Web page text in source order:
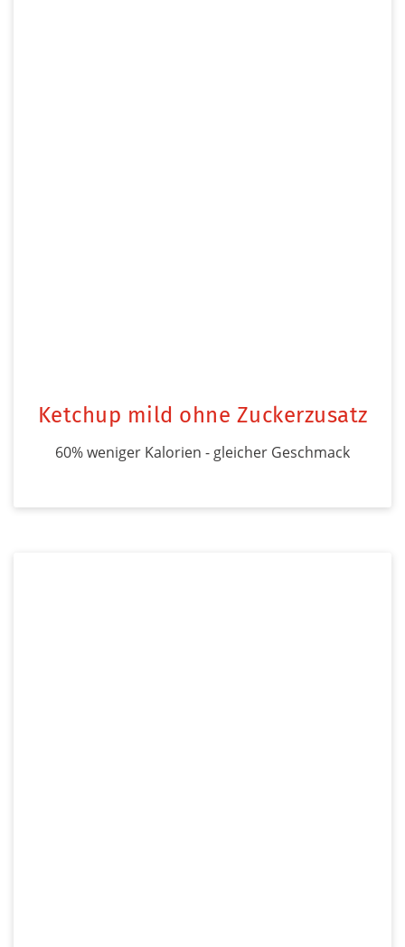
Ketchup mild ohne Zuckerzusatz
60% weniger Kalorien - gleicher Geschmack